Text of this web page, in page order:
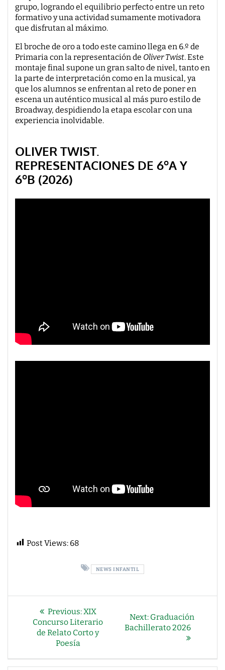
grupo, logrando el equilibrio perfecto entre un reto
formativo y una actividad sumamente motivadora
que disfrutan al máximo.
El broche de oro a todo este camino llega en 6.º de
Primaria con la representación de Oliver Twist. Este
montaje final supone un gran salto de nivel, tanto en
la parte de interpretación como en la musical, ya
que los alumnos se enfrentan al reto de poner en
escena un auténtico musical al más puro estilo de
Broadway, despidiendo la etapa escolar con una
experiencia inolvidable.
OLIVER TWIST.
REPRESENTACIONES DE 6ºA Y
6ºB (2026)
Post Views: 68
NEWS INFANTIL
NAVEGACIÓN
ENTRADAS
Previous:Previous
post:
XIX
Concurso Literario
de Relato Corto y
Poesía
Next: Next
post:
Graduación
Bachillerato 2026